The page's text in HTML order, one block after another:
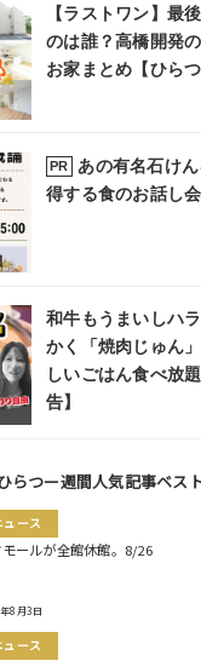
【ラストワン】最
のは誰？高橋開発
お家まとめ【ひらつ
PR
あの有名石け
得する食のお話し
和牛もうまいしハ
かく「焼肉じゅん
しいごはん食べ放
告】
らつー週間人気記事ベス
ュース
ールが全館休館。8/26
8月3日
ュース